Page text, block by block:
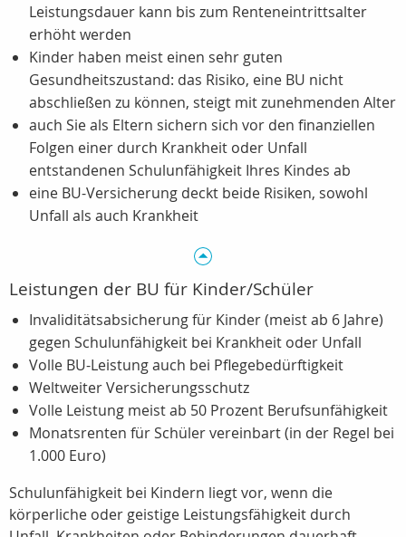
Leistungsdauer kann bis zum Renteneintrittsalter
erhöht werden
Kinder haben meist einen sehr guten
Gesundheitszustand: das Risiko, eine BU nicht
abschließen zu können, steigt mit zunehmenden Alter
auch Sie als Eltern sichern sich vor den finanziellen
Folgen einer durch Krankheit oder Unfall
entstandenen Schulunfähigkeit Ihres Kindes ab
eine BU-Versicherung deckt beide Risiken, sowohl
Unfall als auch Krankheit
Leistungen der BU für Kinder/Schüler
Invaliditätsabsicherung für Kinder (meist ab 6 Jahre)
gegen Schulunfähigkeit bei Krankheit oder Unfall
Volle BU-Leistung auch bei Pflegebedürftigkeit
Weltweiter Versicherungsschutz
Volle Leistung meist ab 50 Prozent Berufsunfähigkeit
Monatsrenten für Schüler vereinbart (in der Regel bei
1.000 Euro)
Schulunfähigkeit bei Kindern liegt vor, wenn die
körperliche oder geistige Leistungsfähigkeit durch